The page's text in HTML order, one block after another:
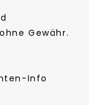
Gewähr.
Info